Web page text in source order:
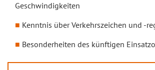
Geschwindigkeiten
Kenntnis über Verkehrszeichen und -
Besonderheiten des künftigen